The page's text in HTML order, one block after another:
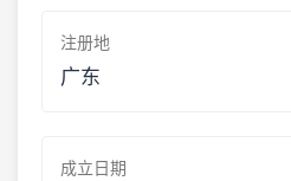
注册地
广东
成立日期